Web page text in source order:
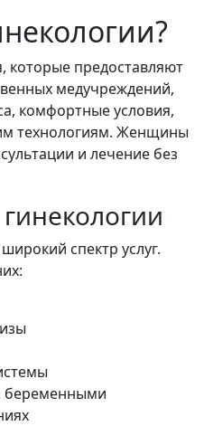
которые предоставляют
медучреждений,
комфортные условия,
технологиям. Женщины
и лечение без
спектр услуг.
беременными